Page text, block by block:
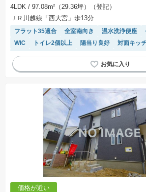
4LDK / 97.08m²（29.36坪）（登記）
ＪＲ川越線「西大宮」歩13分
フラット35適合 全室南向き 温水洗浄便座
WIC
トイレ2個以上 陽当り良好 対面キッ
閑静な住宅地
モニター付きインターホン ２
システムキッチン
価格が近い